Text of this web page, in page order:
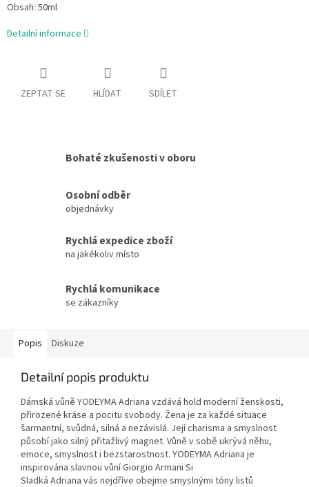
Obsah: 50ml
Detailní informace
ZEPTAT SE HLÍDAT SDÍLET
Bohaté zkušenosti v oboru
Osobní odběr
objednávky
Rychlá expedice zboží
na jakékoliv místo
Rychlá komunikace
se zákazníky
Popis Diskuze
Detailní popis produktu
Dámská vůně YODEYMA Adriana vzdává hold moderní ženskosti,
přirozené kráse a pocitu svobody. Žena je za každé situace
šarmantní, svůdná, silná a nezávislá. Její charisma a smyslnost
působí jako silný přitažlivý magnet. Vůně v sobě ukrývá něhu,
emoce, smyslnost i bezstarostnost. YODEYMA Adriana je
inspirována slavnou vůní Giorgio Armani Si
Sladká Adriana vás nejdříve obejme smyslnými tóny listů